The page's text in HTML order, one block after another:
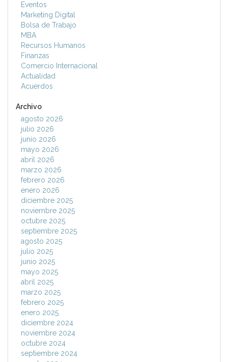
Eventos
Marketing Digital
Bolsa de Trabajo
MBA
Recursos Humanos
Finanzas
Comercio Internacional
Actualidad
Acuerdos
Archivo
agosto 2026
julio 2026
junio 2026
mayo 2026
abril 2026
marzo 2026
febrero 2026
enero 2026
diciembre 2025
noviembre 2025
octubre 2025
septiembre 2025
agosto 2025
julio 2025
junio 2025
mayo 2025
abril 2025
marzo 2025
febrero 2025
enero 2025
diciembre 2024
noviembre 2024
octubre 2024
septiembre 2024